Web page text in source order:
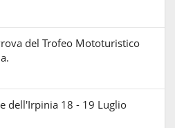
del Trofeo Mototuristico
dell'Irpinia 18 - 19 Luglio